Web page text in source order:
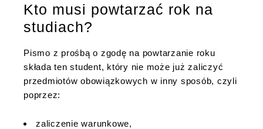
Kto musi powtarzać rok na
studiach?
Pismo z prośbą o zgodę na powtarzanie roku
składa ten student, który nie może już zaliczyć
przedmiotów obowiązkowych w inny sposób, czyli
poprzez:
zaliczenie warunkowe,